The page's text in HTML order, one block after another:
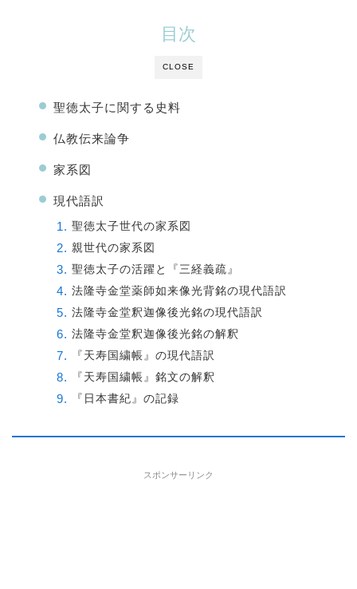
CLOSE
目次
聖徳太子に関する史料
仏教伝来論争
家系図
現代語訳
聖徳太子世代の家系図
親世代の家系図
聖徳太子の活躍と『三経義疏』
法隆寺金堂薬師如来像光背銘の現代語訳
法隆寺金堂釈迦像後光銘の現代語訳
法隆寺金堂釈迦像後光銘の解釈
『天寿国繍帳』の現代語訳
『天寿国繍帳』銘文の解釈
『日本書紀』の記録
スポンサーリンク